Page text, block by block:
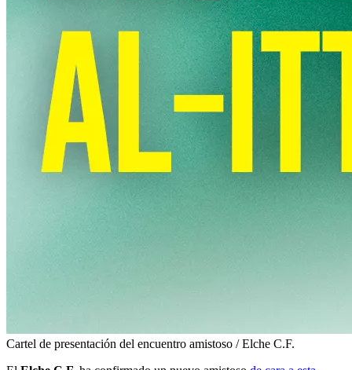
Cartel de presentación del encuentro amistoso / Elche C.F.